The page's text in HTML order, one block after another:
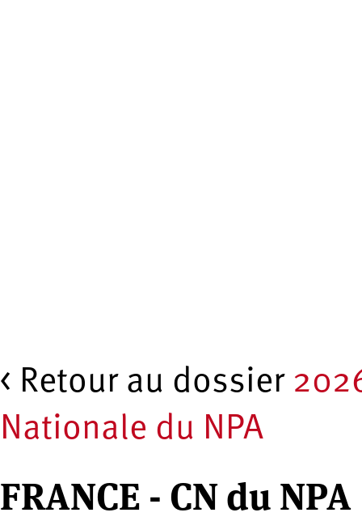
< Retour au dossier
Nationale du NPA
FRANCE - CN du NPA